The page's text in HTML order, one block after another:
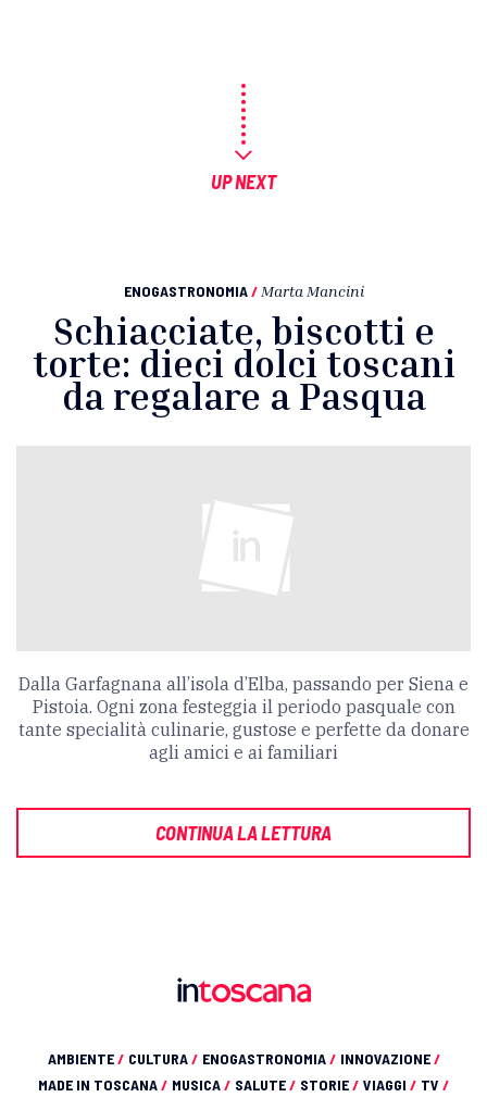
UP NEXT
ENOGASTRONOMIA / Marta Mancini
Schiacciate, biscotti e
torte: dieci dolci toscani
da regalare a Pasqua
Dalla Garfagnana all’isola d’Elba, passando per Siena e
Pistoia. Ogni zona festeggia il periodo pasquale con
tante specialità culinarie, gustose e perfette da donare
agli amici e ai familiari
CONTINUA LA LETTURA
AMBIENTE/ CULTURA/ ENOGASTRONOMIA/ INNOVAZIONE/
MADE IN TOSCANA/ MUSICA/ SALUTE/ STORIE/ VIAGGI / TV /